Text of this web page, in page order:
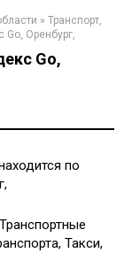
» Транспорт,
Go, Оренбург,
Go,
по
Такси,